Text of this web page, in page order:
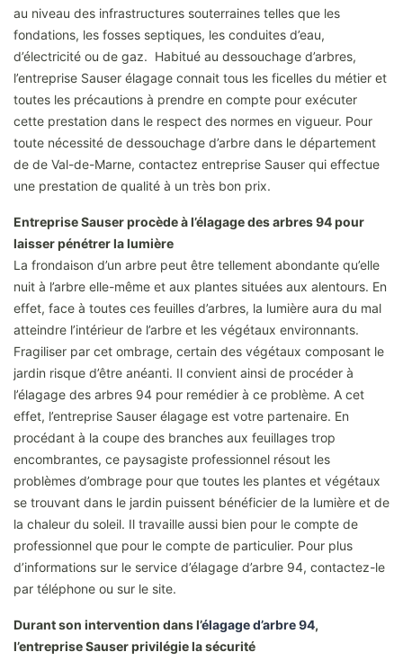
au niveau des infrastructures souterraines telles que les
fondations, les fosses septiques, les conduites d’eau,
d’électricité ou de gaz. Habitué au dessouchage d’arbres,
l’entreprise Sauser élagage connait tous les ficelles du métier et
toutes les précautions à prendre en compte pour exécuter
cette prestation dans le respect des normes en vigueur. Pour
toute nécessité de dessouchage d’arbre dans le département
de de Val-de-Marne, contactez entreprise Sauser qui effectue
une prestation de qualité à un très bon prix.
Entreprise Sauser procède à l’élagage des arbres 94 pour
laisser pénétrer la lumière
La frondaison d’un arbre peut être tellement abondante qu’elle
nuit à l’arbre elle-même et aux plantes situées aux alentours. En
effet, face à toutes ces feuilles d’arbres, la lumière aura du mal
atteindre l’intérieur de l’arbre et les végétaux environnants.
Fragiliser par cet ombrage, certain des végétaux composant le
jardin risque d’être anéanti. Il convient ainsi de procéder à
l’élagage des arbres 94 pour remédier à ce problème. A cet
effet, l’entreprise Sauser élagage est votre partenaire. En
procédant à la coupe des branches aux feuillages trop
encombrantes, ce paysagiste professionnel résout les
problèmes d’ombrage pour que toutes les plantes et végétaux
se trouvant dans le jardin puissent bénéficier de la lumière et de
la chaleur du soleil. Il travaille aussi bien pour le compte de
professionnel que pour le compte de particulier. Pour plus
d’informations sur le service d’élagage d’arbre 94, contactez-le
par téléphone ou sur le site.
Durant son intervention dans l’élagage d’arbre 94,
l’entreprise Sauser privilégie la sécurité